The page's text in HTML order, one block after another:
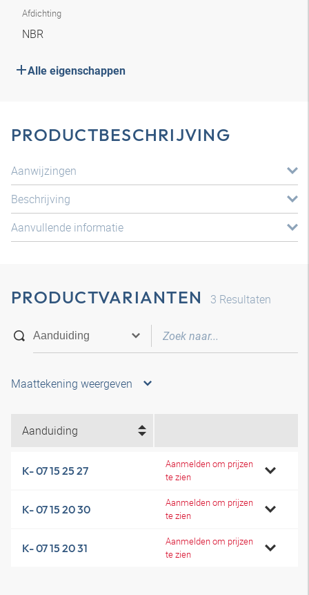
Afdichting
NBR
Alle eigenschappen
PRODUCTBESCHRIJVING
Aanwijzingen
Beschrijving
Aanvullende informatie
PRODUCTVARIANTEN 3 Resultaten
Maattekening weergeven
Aanduiding
K- 07 15 25 27
Aanmelden om prijzen
te zien
K- 07 15 20 30
Aanmelden om prijzen
te zien
K- 07 15 20 31
Aanmelden om prijzen
te zien